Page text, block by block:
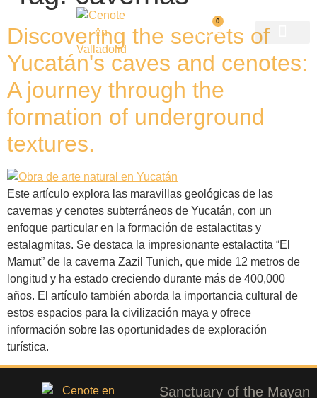
0
Discovering the secrets of
Yucatán's caves and cenotes:
A journey through the
formation of underground
textures.
Este artículo explora las maravillas geológicas de las
cavernas y cenotes subterráneos de Yucatán, con un
enfoque particular en la formación de estalactitas y
estalagmitas. Se destaca la impresionante estalactita “El
Mamut” de la caverna Zazil Tunich, que mide 12 metros de
longitud y ha estado creciendo durante más de 400,000
años. El artículo también aborda la importancia cultural de
estos espacios para la civilización maya y ofrece
información sobre las oportunidades de exploración
turística.
Sanctuary of the Mayan